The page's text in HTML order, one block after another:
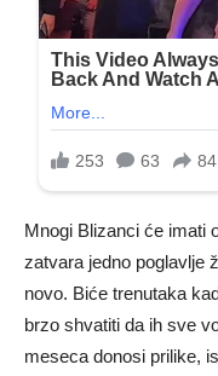
Mnogi Blizanci će imati
zatvara jedno poglavlje
novo. Biće trenutaka
brzo shvatiti da ih sve
meseca donosi prilike,